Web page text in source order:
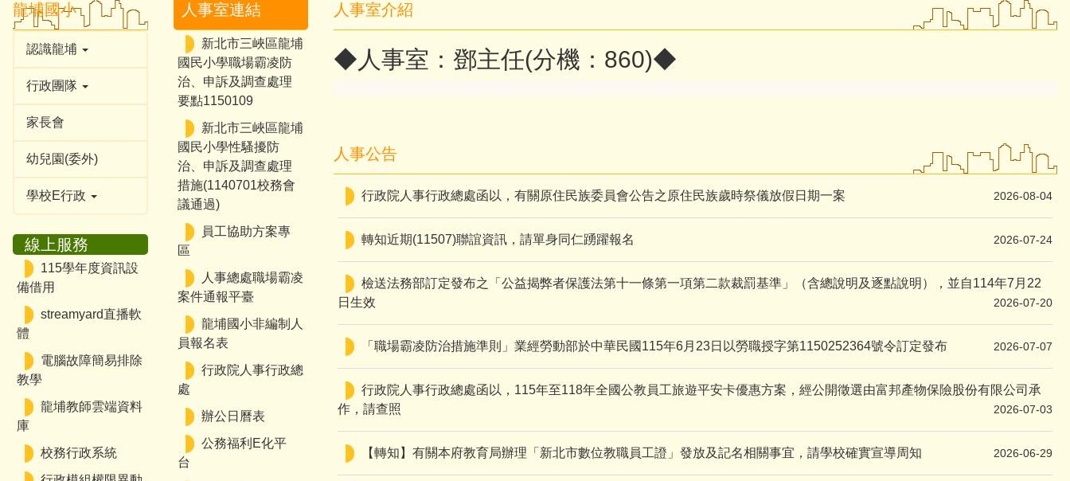
龍埔國小
認識龍埔
行政團隊
家長會
幼兒園(委外)
學校E行政
線上服務
115學年度資訊設
備借用
streamyard直播軟
體
電腦故障簡易排除
教學
龍埔教師雲端資料
庫
校務行政系統
人事室連結
新北市三峽區龍埔
國民小學職場霸凌防
治、申訴及調查處理
要點1150109
新北市三峽區龍埔
國民小學性騷擾防
治、申訴及調查處理
措施(1140701校務會
議通過)
員工協助方案專
區
人事總處職場霸凌
案件通報平臺
龍埔國小非編制人
員報名表
行政院人事行政總
處
辦公日曆表
公務福利E化平
台
人事室介紹
◆人事室：鄧主任(分機：860)◆
人事公告
行政院人事行政總處函以，有關原住民族委員會公告之原住民族歲時祭儀放假日期一案 2026-08-04
轉知近期(11507)聯誼資訊，請單身同仁踴躍報名 2026-07-24
檢送法務部訂定發布之「公益揭弊者保護法第十一條第一項第二款裁罰基準」（含總說明及逐點說明），並自114年7月22
日生效
2026-07-20
「職場霸凌防治措施準則」業經勞動部於中華民國115年6月23日以勞職授字第1150252364號令訂定發布 2026-07-07
行政院人事行政總處函以，115年至118年全國公教員工旅遊平安卡優惠方案，經公開徵選由富邦產物保險股份有限公司承
作，請查照
2026-07-03
【轉知】有關本府教育局辦理「新北市數位教職員工證」發放及記名相關事宜，請學校確實宣導周知 2026-06-29